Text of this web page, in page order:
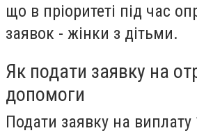
що в пріоритеті під час
заявок - жінки з дітьми.
Як подати заявку на
допомоги
Подати заявку на виплату